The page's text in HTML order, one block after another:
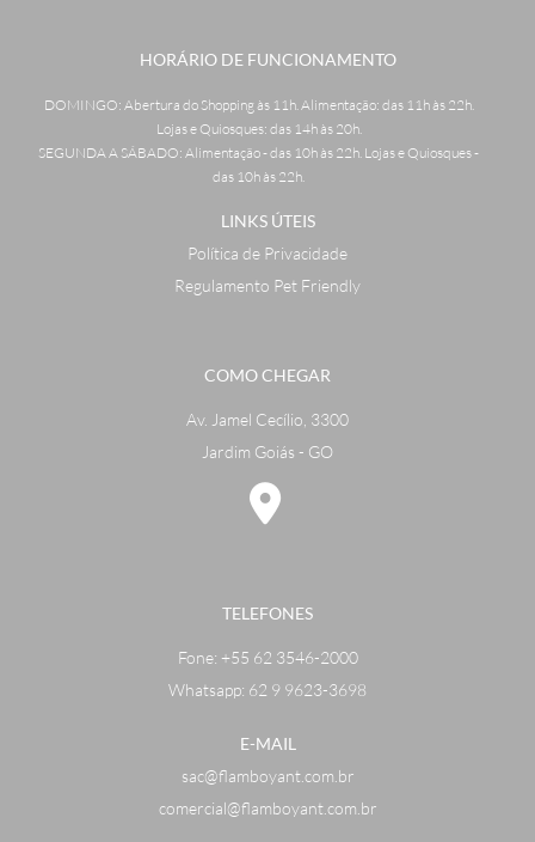
HORÁRIO DE FUNCIONAMENTO
DOMINGO: Abertura do Shopping às 11h. Alimentação: das 11h às 22h.
Lojas e Quiosques: das 14h às 20h.
SEGUNDA A SÁBADO: Alimentação - das 10h às 22h. Lojas e Quiosques -
das 10h às 22h.
LINKS ÚTEIS
Política de Privacidade
Regulamento Pet Friendly
COMO CHEGAR
Av. Jamel Cecílio, 3300
Jardim Goiás - GO
TELEFONES
Fone: +55 62 3546-2000
Whatsapp: 62 9 9623-3698
E-MAIL
sac@flamboyant.com.br
comercial@flamboyant.com.br